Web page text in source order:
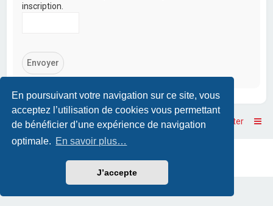
En poursuivant votre navigation sur ce site, vous
acceptez l’utilisation de cookies vous permettant
de bénéficier d’une expérience de navigation
optimale. En savoir plus…
J’accepte
inscription.
Accueil Accueil du forum Nous contacter
Traduction française officielle©Qiaeru